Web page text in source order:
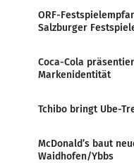
ORF-
Salzburger
Coca-Cola
Markenidentität
Tchibo bringt Ube-
McDonald’s baut
Waidhofen/Ybbs